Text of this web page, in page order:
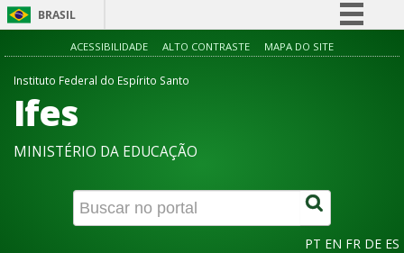
BRASIL
Simplifique!
Canais
ACESSIBILIDADE ALTO CONTRASTE MAPA DO SITE
Instituto Federal do Espírito Santo
Ifes
MINISTÉRIO DA EDUCAÇÃO
PT EN FR DE ES